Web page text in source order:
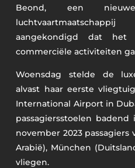
Beond, een
aangekondigd dat het
commerciële activiteiten
Woensdag stelde de
alvast haar eerste
International Airport in
passagiersstoelen
november 2023 passagiers
Arabië), München
vliegen.